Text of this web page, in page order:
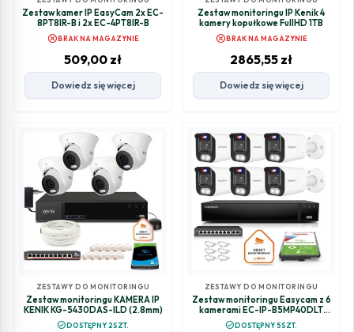
Zestaw kamer IP EasyCam 2x EC-
8PT8IR-B i 2x EC-4PT8IR-B
cancelBRAK NA MAGAZYNIE
509,00 zł
Dowiedz się więcej
Zestaw monitoringu IP Kenik 4
kamery kopułkowe FullHD 1TB
cancelBRAK NA MAGAZYNIE
2865,55 zł
Dowiedz się więcej
ZESTAWY DO MONITORINGU
Zestaw monitoringu KAMERA IP
KENIK KG-5430DAS-ILD (2.8mm)
check_circleDOSTĘPNY 2SZT.
ZESTAWY DO MONITORINGU
Zestaw monitoringu Easycam z 6
kamerami EC-IP-B5MP40DLT
5MPx z aktywnym odstraszaniem
check_circleDOSTĘPNY 5SZT.